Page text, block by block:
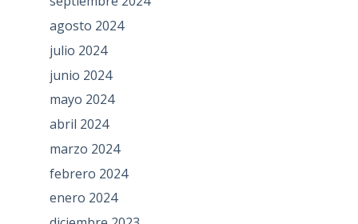
agosto 2024
julio 2024
junio 2024
mayo 2024
abril 2024
marzo 2024
febrero 2024
enero 2024